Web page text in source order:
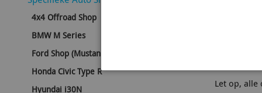
4x4 Offroad Shop
BMW M Series
Ford Shop (Mustang - Focus - Fiesta)
Honda Civic Type R
Hyundai i30N
Hieronder
Let op, alle